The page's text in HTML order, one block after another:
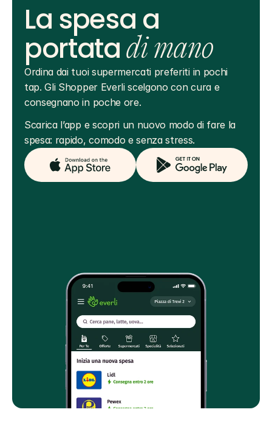
La spesa a
portatadi mano
Ordina dai tuoi supermercati preferiti in pochi
tap. Gli Shopper Everli scelgono con cura e
consegnano in poche ore.
Scarica l’app e scopri un nuovo modo di fare la
spesa: rapido, comodo e senza stress.